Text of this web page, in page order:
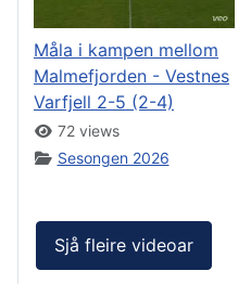
Måla i kampen mellom
Malmefjorden - Vestnes
Varfjell 2-5 (2-4)
72 views
Sesongen 2026
Sjå fleire videoar